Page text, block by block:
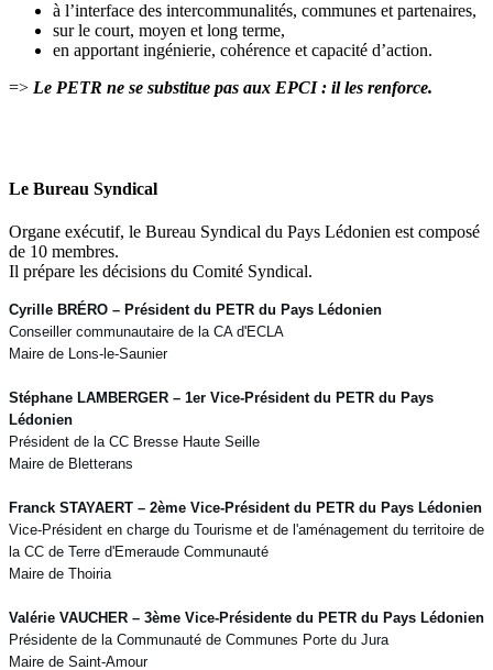
à l’interface des intercommunalités, communes et partenaires,
sur le court, moyen et long terme,
en apportant ingénierie, cohérence et capacité d’action.
=> Le PETR ne se substitue pas aux EPCI : il les renforce.
Le Bureau Syndical
Organe exécutif, le Bureau Syndical du Pays Lédonien est composé
de 10 membres.
Il prépare les décisions du Comité Syndical.
Cyrille BRÉRO – Président du PETR du Pays Lédonien
Conseiller communautaire de la CA d'ECLA
Maire de Lons-le-Saunier
Stéphane LAMBERGER – 1er Vice-Président du PETR du Pays
Lédonien
Président de la CC Bresse Haute Seille
Maire de Bletterans
Franck STAYAERT – 2ème Vice-Président du PETR du Pays Lédonien
Vice-Président en charge du Tourisme et de l'aménagement du territoire de
la CC de Terre d'Emeraude Communauté
Maire de Thoiria
Valérie VAUCHER – 3ème Vice-Présidente du PETR du Pays Lédonien
Présidente de la Communauté de Communes Porte du Jura
Maire de Saint-Amour